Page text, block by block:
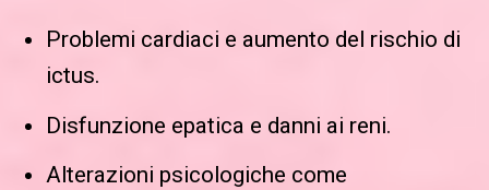
Problemi cardiaci e aumento del rischio di
ictus.
Disfunzione epatica e danni ai reni.
Alterazioni psicologiche come